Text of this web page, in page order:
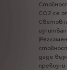
CO2 се
даде
превозни